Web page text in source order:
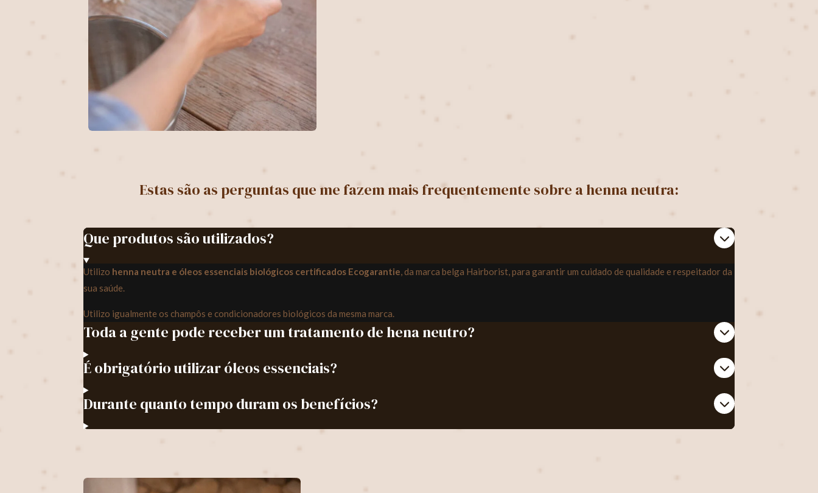
Estas são as perguntas que me fazem mais frequentemente sobre a henna neutra:
Que produtos são utilizados?
Utilizo henna neutra e óleos essenciais biológicos certificados Ecogarantie, da marca belga Hairborist, para garantir um cuidado de qualidade e respeitador da
sua saúde.
Utilizo igualmente os champôs e condicionadores biológicos da mesma marca.
Toda a gente pode receber um tratamento de hena neutro?
É obrigatório utilizar óleos essenciais?
Durante quanto tempo duram os benefícios?